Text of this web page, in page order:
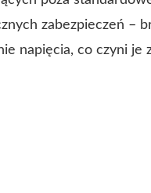
zabezpieczeń –
napięcia, co czyni je